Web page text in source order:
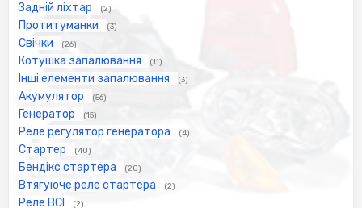
Задній ліхтар (2)
Протитуманки (3)
Свічки (26)
Котушка запалювання (11)
Інші елементи запалювання (3)
Акумулятор (56)
Генератор (15)
Реле регулятор генератора (4)
Стартер (40)
Бендікс стартера (20)
Втягуюче реле стартера (2)
Реле ВСІ (2)